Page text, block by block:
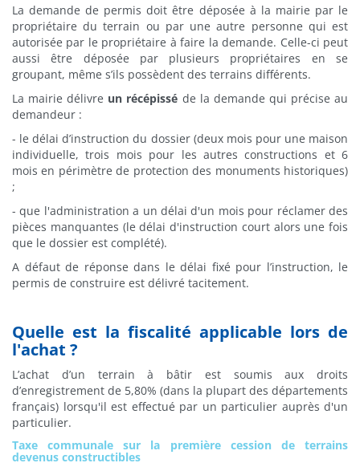
La demande de permis doit être déposée à la mairie par le
propriétaire du terrain ou par une autre personne qui est
autorisée par le propriétaire à faire la demande. Celle-ci peut
aussi être déposée par plusieurs propriétaires en se
groupant, même s’ils possèdent des terrains différents.
La mairie délivre un récépissé de la demande qui précise au
demandeur :
- le délai d’instruction du dossier (deux mois pour une maison
individuelle, trois mois pour les autres constructions et 6
mois en périmètre de protection des monuments historiques)
;
- que l'administration a un délai d'un mois pour réclamer des
pièces manquantes (le délai d'instruction court alors une fois
que le dossier est complété).
A défaut de réponse dans le délai fixé pour l’instruction, le
permis de construire est délivré tacitement.
Quelle est la fiscalité applicable lors de
l'achat ?
L’achat d’un terrain à bâtir est soumis aux droits
d’enregistrement de 5,80% (dans la plupart des départements
français) lorsqu'il est effectué par un particulier auprès d'un
particulier.
Taxe communale sur la première cession de terrains
devenus constructibles